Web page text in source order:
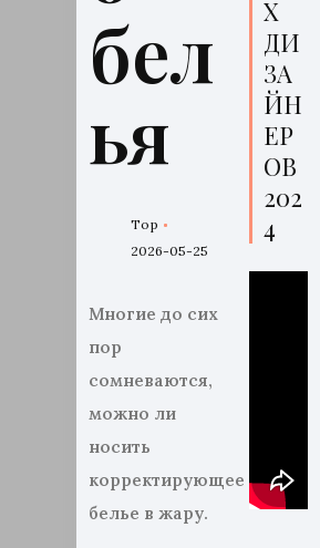
бел
ья
Top
2026-05-25
Многие до сих
пор
сомневаются,
можно ли
носить
корректирующее
белье в жару.
Х
ДИ
ЗА
ЙН
ЕР
ОВ
202
4